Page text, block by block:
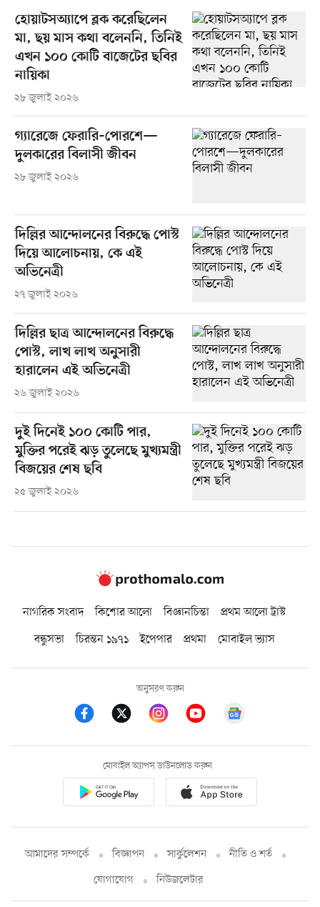
হোয়াটসঅ্যাপে ব্লক করেছিলেন
মা, ছয় মাস কথা বলেননি, তিনিই
এখন ১০০ কোটি বাজেটের ছবির
নায়িকা
২৮ জুলাই ২০২৬
গ্যারেজে ফেরারি–পোরশে—
দুলকারের বিলাসী জীবন
২৮ জুলাই ২০২৬
দিল্লির আন্দোলনের বিরুদ্ধে পোস্ট
দিয়ে আলোচনায়, কে এই
অভিনেত্রী
২৭ জুলাই ২০২৬
দিল্লির ছাত্র আন্দোলনের বিরুদ্ধে
পোস্ট, লাখ লাখ অনুসারী
হারালেন এই অভিনেত্রী
২৬ জুলাই ২০২৬
দুই দিনেই ১০০ কোটি পার,
মুক্তির পরেই ঝড় তুলেছে মুখ্যমন্ত্রী
বিজয়ের শেষ ছবি
২৫ জুলাই ২০২৬
নাগরিক সংবাদ কিশোর আলো বিজ্ঞানচিন্তা
প্রথম আলো ট্রাস্ট
বন্ধুসভা
চিরন্তন ১৯৭১ ইপেপার প্রথমা মোবাইল ভ্যাস
অনুসরণ করুন
মোবাইল অ্যাপস ডাউনলোড করুন
আমাদের সম্পর্কে বিজ্ঞাপন সার্কুলেশন
নীতি ও শর্ত
যোগাযোগ
নিউজলেটার